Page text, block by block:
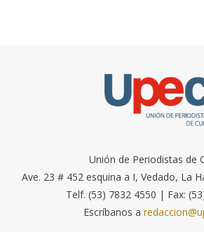
Unión de Periodistas de
Ave. 23 # 452 esquina a I, Vedado, La
Telf. (53) 7832 4550 | Fax:
Escríbanos a